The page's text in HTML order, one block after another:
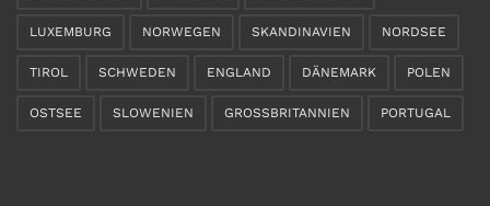
LUXEMBURG NORWEGEN SKANDINAVIEN NORDSEE
TIROL SCHWEDEN ENGLAND DÄNEMARK POLEN
OSTSEE SLOWENIEN GROSSBRITANNIEN PORTUGAL